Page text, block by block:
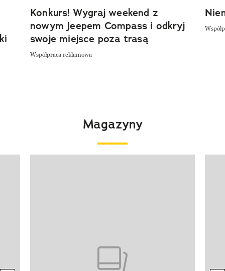
Konkurs! Wygraj weekend z
nowym Jeepem Compass i odkryj
swoje miejsce poza trasą
Współpraca reklamowa
Magazyny